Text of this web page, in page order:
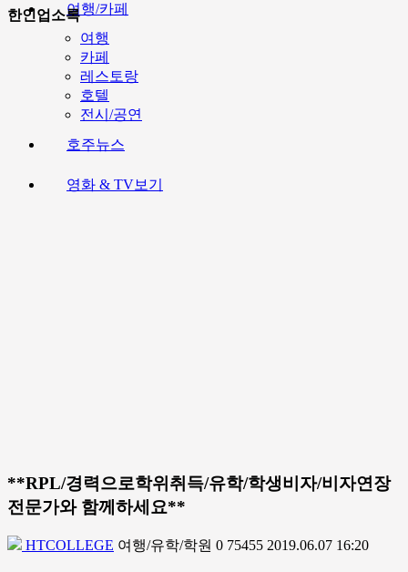
여행/카페
여행
카페
레스토랑
호텔
전시/공연
호주뉴스
영화 & TV보기
한인업소록
**RPL/경력으로학위취득/유학/학생비자/비자연장
전문가와 함께하세요**
HTCOLLEGE 여행/유학/학원 0 75455 2019.06.07 16:20